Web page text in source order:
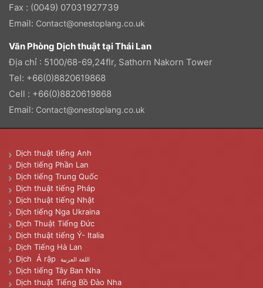
Fax : (0049) 07031927739
Email: Contact@onestoplang.co.uk
Văn Phòng Dịch thuật tại Thái Lan
Địa chỉ : 5100/68-69,24flr, Sathorn Nakorn Tower
Tel: +66(0)8820619868
Cell : +66(0)8820619868
Email: Contact@onestoplang.co.uk
Dịch thuật tiếng Anh
Dịch tiếng Phần Lan
Dịch tiếng Trung Quốc
Dịch thuật tiếng Pháp
Dịch thuật tiếng Nhật
Dịch tiếng Nga Ukraina
Dịch Thuật Tiếng Đức
Dịch thuật tiếng Ý- Italia
Dịch Tiếng Hà Lan
Dịch Ả rập
اللغة العربية
Dịch tiếng Tây Ban Nha
Dịch thuật Tiếng Bồ Đào Nha